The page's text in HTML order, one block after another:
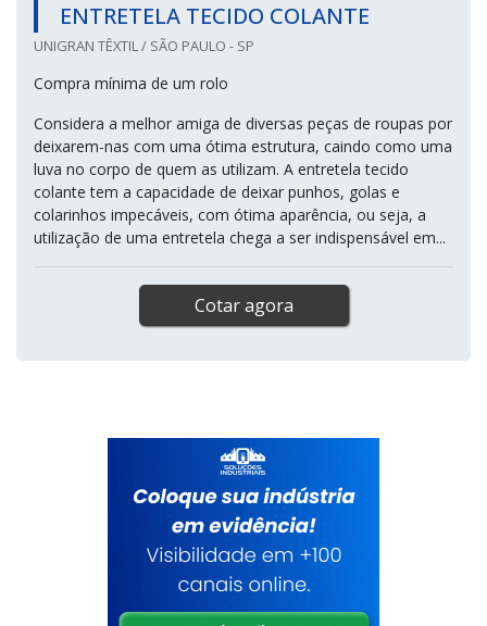
ENTRETELA TECIDO COLANTE
UNIGRAN TÊXTIL / SÃO PAULO - SP
Compra mínima de um rolo
Considera a melhor amiga de diversas peças de roupas por
deixarem-nas com uma ótima estrutura, caindo como uma
luva no corpo de quem as utilizam. A entretela tecido
colante tem a capacidade de deixar punhos, golas e
colarinhos impecáveis, com ótima aparência, ou seja, a
utilização de uma entretela chega a ser indispensável em...
Cotar agora